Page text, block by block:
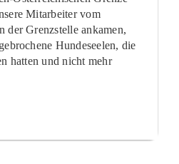
Mitarbeiter vom
der Grenzstelle ankamen,
Hundeseelen, die
hatten und nicht mehr